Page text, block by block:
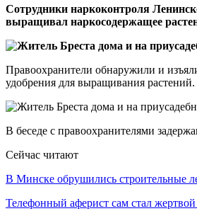
Сотрудники наркоконтроля
выращивал наркосодержащее
Правоохранители обнаружили и
удобрения для выращивания растений.
В беседе с правоохранителями
Сейчас читают
В Минске обрушились строительные
Телефонный аферист сам стал